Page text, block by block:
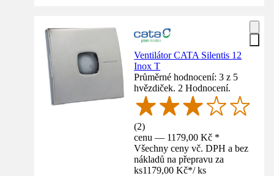
Ventilátor CATA Silentis 12
Inox T
Průměrné hodnocení: 3 z 5
hvězdiček. 2 Hodnocení.
(2)
cenu — 1179,00 Kč *
Všechny ceny vč. DPH a bez
nákladů na přepravu za
ks1179,00 Kč*/ ks